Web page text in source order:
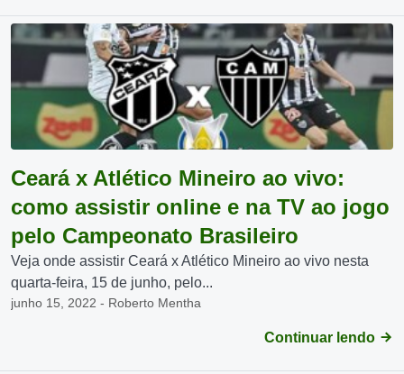
Ceará x Atlético Mineiro ao vivo:
como assistir online e na TV ao jogo
pelo Campeonato Brasileiro
Veja onde assistir Ceará x Atlético Mineiro ao vivo nesta
quarta-feira, 15 de junho, pelo...
junho 15, 2022 - Roberto Mentha
Continuar lendo